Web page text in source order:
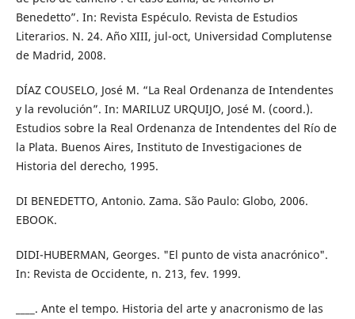
Benedetto”. In: Revista Espéculo. Revista de Estudios
Literarios. N. 24. Año XIII, jul-oct, Universidad Complutense
de Madrid, 2008.
DÍAZ COUSELO, José M. “La Real Ordenanza de Intendentes
y la revolución”. In: MARILUZ URQUIJO, José M. (coord.).
Estudios sobre la Real Ordenanza de Intendentes del Río de
la Plata. Buenos Aires, Instituto de Investigaciones de
Historia del derecho, 1995.
DI BENEDETTO, Antonio. Zama. São Paulo: Globo, 2006.
EBOOK.
DIDI-HUBERMAN, Georges. "El punto de vista anacrónico".
In: Revista de Occidente, n. 213, fev. 1999.
____. Ante el tempo. Historia del arte y anacronismo de las